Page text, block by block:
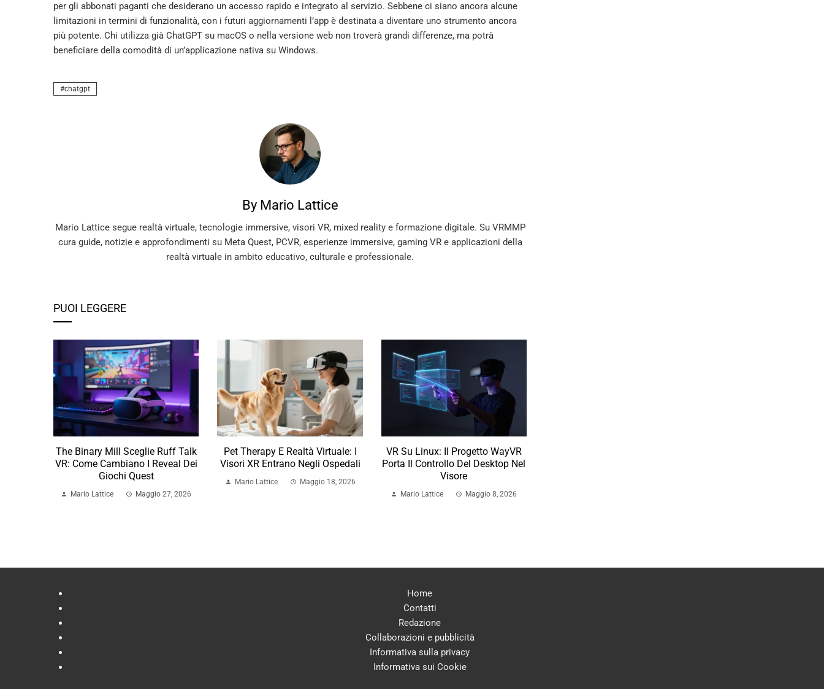
per gli abbonati paganti che desiderano un accesso rapido e integrato al servizio. Sebbene ci siano ancora alcune
limitazioni in termini di funzionalità, con i futuri aggiornamenti l’app è destinata a diventare uno strumento ancora
più potente. Chi utilizza già ChatGPT su macOS o nella versione web non troverà grandi differenze, ma potrà
beneficiare della comodità di un’applicazione nativa su Windows.
chatgpt
By Mario Lattice
Mario Lattice segue realtà virtuale, tecnologie immersive, visori VR, mixed reality e formazione digitale. Su VRMMP
cura guide, notizie e approfondimenti su Meta Quest, PCVR, esperienze immersive, gaming VR e applicazioni della
realtà virtuale in ambito educativo, culturale e professionale.
PUOI LEGGERE
The Binary Mill Sceglie Ruff Talk
VR: Come Cambiano I Reveal Dei
Giochi Quest
Mario Lattice Maggio 27, 2026
Pet Therapy E Realtà Virtuale: I
Visori XR Entrano Negli Ospedali
Mario Lattice Maggio 18, 2026
VR Su Linux: Il Progetto WayVR
Porta Il Controllo Del Desktop Nel
Visore
Mario Lattice Maggio 8, 2026
Home
Contatti
Redazione
Collaborazioni e pubblicità
Informativa sulla privacy
Informativa sui Cookie